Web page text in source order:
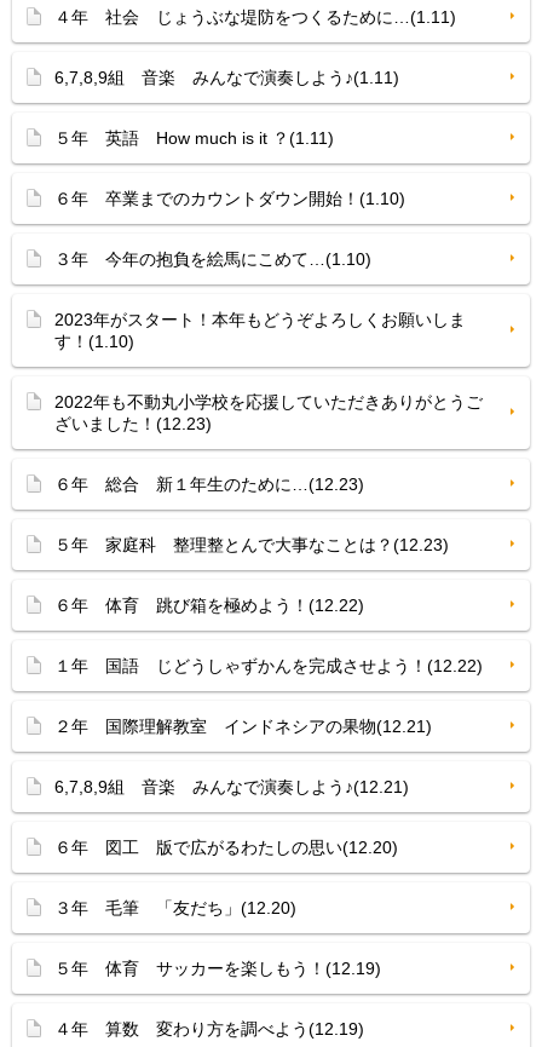
４年 社会 じょうぶな堤防をつくるために…(1.11)
6,7,8,9組 音楽 みんなで演奏しよう♪(1.11)
５年 英語 How much is it ？(1.11)
６年 卒業までのカウントダウン開始！(1.10)
３年 今年の抱負を絵馬にこめて…(1.10)
2023年がスタート！本年もどうぞよろしくお願いしま
す！(1.10)
2022年も不動丸小学校を応援していただきありがとうご
ざいました！(12.23)
６年 総合 新１年生のために…(12.23)
５年 家庭科 整理整とんで大事なことは？(12.23)
６年 体育 跳び箱を極めよう！(12.22)
１年 国語 じどうしゃずかんを完成させよう！(12.22)
２年 国際理解教室 インドネシアの果物(12.21)
6,7,8,9組 音楽 みんなで演奏しよう♪(12.21)
６年 図工 版で広がるわたしの思い(12.20)
３年 毛筆 「友だち」(12.20)
５年 体育 サッカーを楽しもう！(12.19)
４年 算数 変わり方を調べよう(12.19)